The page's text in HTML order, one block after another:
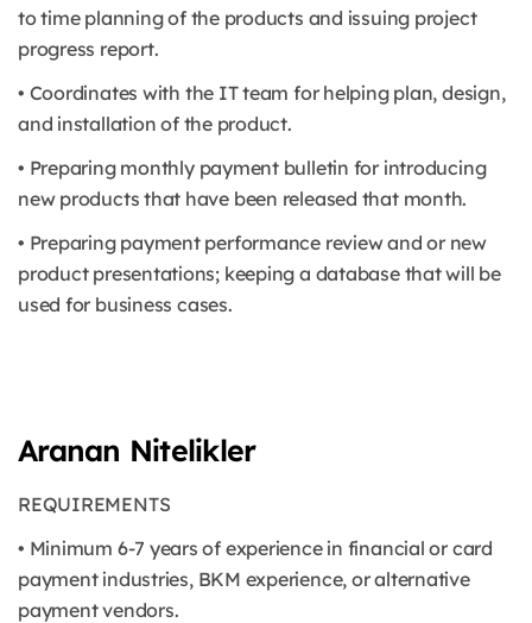
to time planning of the products and issuing project
progress report.
• Coordinates with the IT team for helping plan, design,
and installation of the product.
• Preparing monthly payment bulletin for introducing
new products that have been released that month.
• Preparing payment performance review and or new
product presentations; keeping a database that will be
used for business cases.
Aranan Nitelikler
REQUIREMENTS
• Minimum 6-7 years of experience in financial or card
payment industries, BKM experience, or alternative
payment vendors.